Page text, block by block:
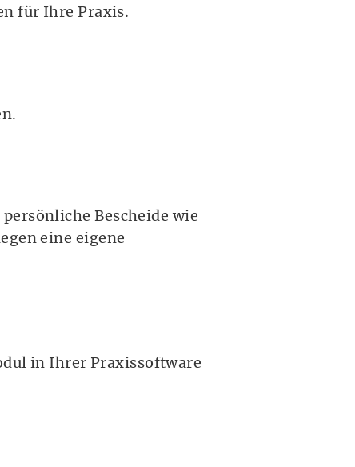
für Ihre Praxis.
Bescheide wie
eine eigene
in Ihrer Praxissoftware